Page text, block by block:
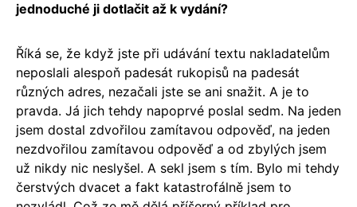
jednoduché ji dotlačit až k vydání?
Říká se, že když jste při udávání textu nakladatelům
neposlali alespoň padesát rukopisů na padesát
různých adres, nezačali jste se ani snažit. A je to
pravda. Já jich tehdy napoprvé poslal sedm. Na jeden
jsem dostal zdvořilou zamítavou odpověď, na jeden
nezdvořilou zamítavou odpověď a od zbylých jsem
už nikdy nic neslyšel. A sekl jsem s tím. Bylo mi tehdy
čerstvých dvacet a fakt katastrofálně jsem to